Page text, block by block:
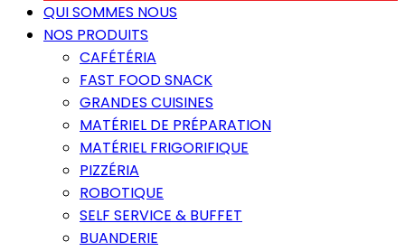
QUI SOMMES NOUS
NOS PRODUITS
CAFÉTÉRIA
FAST FOOD SNACK
GRANDES CUISINES
MATÉRIEL DE PRÉPARATION
MATÉRIEL FRIGORIFIQUE
PIZZÉRIA
ROBOTIQUE
SELF SERVICE & BUFFET
BUANDERIE